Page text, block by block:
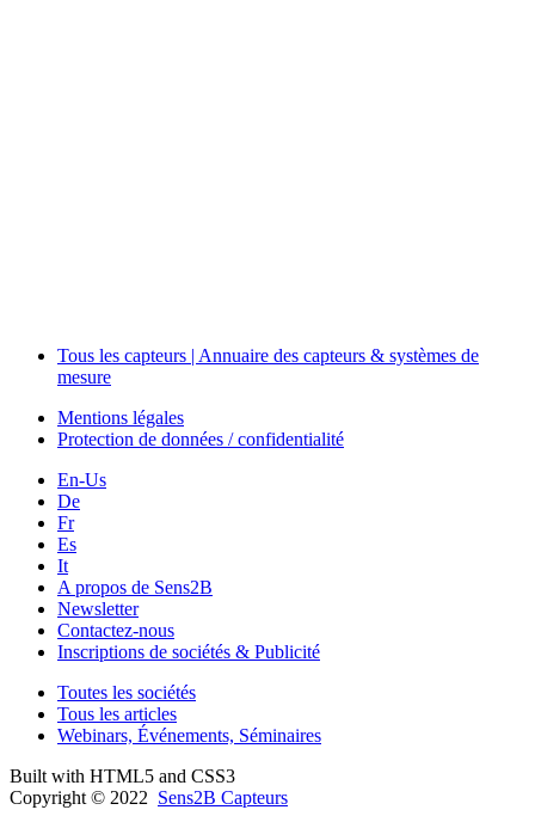
Tous les capteurs | Annuaire des capteurs & systèmes de
mesure
Mentions légales
Protection de données / confidentialité
En-Us
De
Fr
Es
It
A propos de Sens2B
Newsletter
Contactez-nous
Inscriptions de sociétés & Publicité
Toutes les sociétés
Tous les articles
Webinars, Événements, Séminaires
Built with HTML5 and CSS3
Copyright © 2022 Sens2B Capteurs